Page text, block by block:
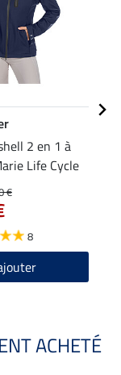
2 en 1 à
Life Cycle
€
8
ACHETÉ